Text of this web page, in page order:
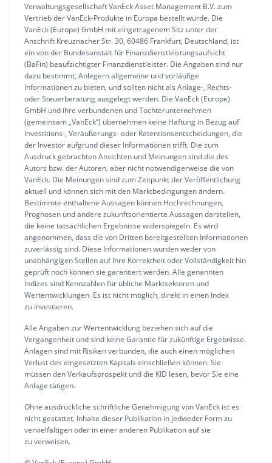
Verwaltungsgesellschaft VanEck Asset Management B.V. zum
Vertrieb der VanEck-Produkte in Europa bestellt wurde. Die
VanEck (Europe) GmbH mit eingetragenem Sitz unter der
Anschrift Kreuznacher Str. 30, 60486 Frankfurt, Deutschland, ist
ein von der Bundesanstalt für Finanzdienstleistungsaufsicht
(BaFin) beaufsichtigter Finanzdienstleister. Die Angaben sind nur
dazu bestimmt, Anlegern allgemeine und vorläufige
Informationen zu bieten, und sollten nicht als Anlage-, Rechts-
oder Steuerberatung ausgelegt werden. Die VanEck (Europe)
GmbH und ihre verbundenen und Tochterunternehmen
(gemeinsam „VanEck“) übernehmen keine Haftung in Bezug auf
Investitions-, Veräußerungs- oder Retentionsentscheidungen, die
der Investor aufgrund dieser Informationen trifft. Die zum
Ausdruck gebrachten Ansichten und Meinungen sind die des
Autors bzw. der Autoren, aber nicht notwendigerweise die von
VanEck. Die Meinungen sind zum Zeitpunkt der Veröffentlichung
aktuell und können sich mit den Marktbedingungen ändern.
Bestimmte enthaltene Aussagen können Hochrechnungen,
Prognosen und andere zukunftsorientierte Aussagen darstellen,
die keine tatsächlichen Ergebnisse widerspiegeln. Es wird
angenommen, dass die von Dritten bereitgestellten Informationen
zuverlässig sind. Diese Informationen wurden weder von
unabhängigen Stellen auf ihre Korrektheit oder Vollständigkeit hin
geprüft noch können sie garantiert werden. Alle genannten
Indizes sind Kennzahlen für übliche Marktsektoren und
Wertentwicklungen. Es ist nicht möglich, direkt in einen Index
zu investieren.
Alle Angaben zur Wertentwicklung beziehen sich auf die
Vergangenheit und sind keine Garantie für zukünftige Ergebnisse.
Anlagen sind mit Risiken verbunden, die auch einen möglichen
Verlust des eingesetzten Kapitals einschließen können. Sie
müssen den Verkaufsprospekt und die KID lesen, bevor Sie eine
Anlage tätigen.
Ohne ausdrückliche schriftliche Genehmigung von VanEck ist es
nicht gestattet, Inhalte dieser Publikation in jedweder Form zu
vervielfältigen oder in einer anderen Publikation auf sie
zu verweisen.